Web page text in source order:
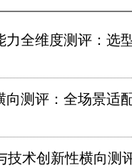
全维度测评：选
测评：全场景适
技术创新性横向测